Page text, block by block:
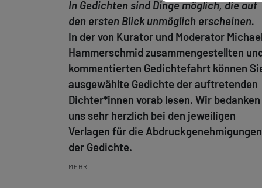
In Gedichten sind Dinge möglich, die auf
den ersten Blick unmöglich erscheinen.
In der von Kurator und Moderator
Hammerschmid zusammengestellten
kommentierten Gedichtefahrt können
ausgewählte Gedichte der auftretenden
Dichter*innen vorab lesen. Wir bedanken
uns sehr herzlich bei den jeweiligen
Verlagen für die Abdruckgenehmigungen
der Gedichte.
MEHR ...